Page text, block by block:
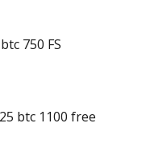
750 FS
btc 1100 free